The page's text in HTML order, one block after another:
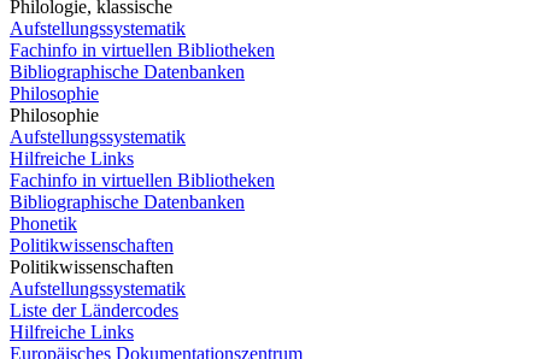
Philologie, klassische
Aufstellungssystematik
Fachinfo in virtuellen Bibliotheken
Bibliographische Datenbanken
Philosophie
Philosophie
Aufstellungssystematik
Hilfreiche Links
Fachinfo in virtuellen Bibliotheken
Bibliographische Datenbanken
Phonetik
Politikwissenschaften
Politikwissenschaften
Aufstellungssystematik
Liste der Ländercodes
Hilfreiche Links
Europäisches Dokumentationszentrum